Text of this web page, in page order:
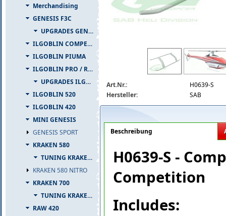
Merchandising
GENESIS F3C
UPGRADES GENESIS F3C
ILGOBLIN COMPETIZIONE
ILGOBLIN PIUMA
ILGOBLIN PRO / RAW 700
UPGRADES ILGOBLIN PRO / RAW 700
ILGOBLIN 520
ILGOBLIN 420
MINI GENESIS
GENESIS SPORT
KRAKEN 580
TUNING KRAKEN 580
KRAKEN 580 NITRO
KRAKEN 700
TUNING KRAKEN 700
RAW 420
Art.Nr.:
H0639-S
Hersteller:
SAB
Beschreibung
H0639-S -
Competition
Includes: